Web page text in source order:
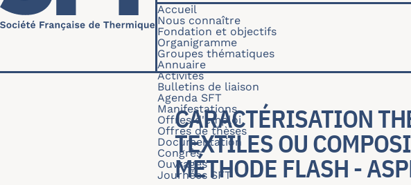
Navigation principale
Accueil
Nous connaître
Fondation et objectifs
Organigramme
Groupes thématiques
Annuaire
Activités
Bulletins de liaison
Agenda SFT
Manifestations
Offres d'emploi
Offres de thèses
Documentation
Congrès
Ouvrages
Journées SFT
CARACTÉRISATION
TEXTILES OU
MÉTHODE FLASH -